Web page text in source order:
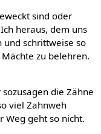
sind oder
heraus, dem uns
und schrittweise so
zu belehren.
die Zähne
viel Zahnweh
Weg geht so nicht.